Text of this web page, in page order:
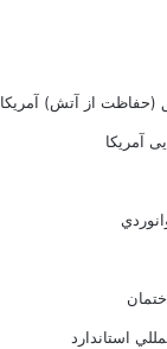
(حفاظت از آتش) آمریکا
آمریکا
استاندارد